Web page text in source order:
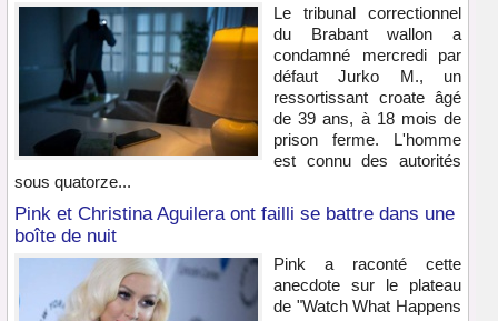
Le tribunal correctionnel
du Brabant wallon a
condamné mercredi par
défaut Jurko M., un
ressortissant croate âgé
de 39 ans, à 18 mois de
prison ferme. L'homme
est connu des autorités
sous quatorze...
Pink et Christina Aguilera ont failli se battre dans une
boîte de nuit
Pink a raconté cette
anecdote sur le plateau
de "Watch What Happens